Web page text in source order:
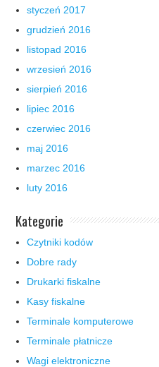
styczeń 2017
grudzień 2016
listopad 2016
wrzesień 2016
sierpień 2016
lipiec 2016
czerwiec 2016
maj 2016
marzec 2016
luty 2016
Kategorie
Czytniki kodów
Dobre rady
Drukarki fiskalne
Kasy fiskalne
Terminale komputerowe
Terminale płatnicze
Wagi elektroniczne